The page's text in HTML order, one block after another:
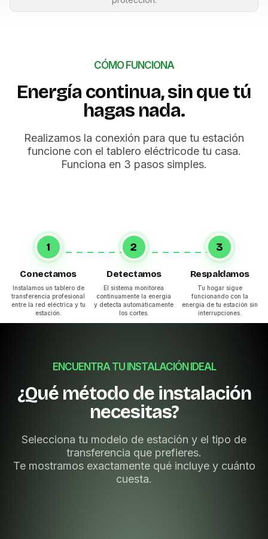
CÓMO FUNCIONA
Energía continua, sin que tú
hagas nada.
Realizamos la conexión para que tu estación
funcione con el tablero eléctricode tu casa.
Funciona en 3 pasos simples.
1
Conectamos
Instalamos un tablero de
transferencia profesional
entre la red eléctrica y tu
estación.
2
Detectamos
El sistema monitorea
continuamente la energía
y detecta automáticamente
los cortes.
3
Respaldamos
Tu hogar sigue
funcionando con la
energía de tu estación sin
interrupciones.
ENCUENTRA TU INSTALACIÓN IDEAL
¿Qué método de instalación
necesitas?
Selecciona tu modelo de estación y el tipo de
transferencia que prefieres.
Te mostramos exactamente qué incluye y cuánto
cuesta.